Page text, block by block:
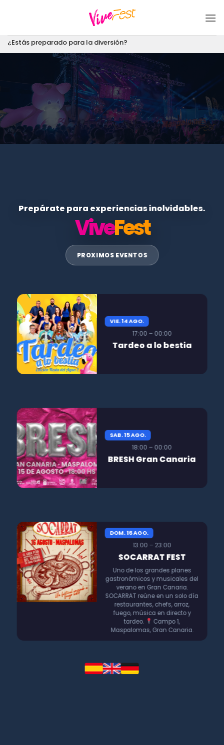
¿Estás preparado para la diversión?
Prepárate para experiencias inolvidables.
ViveFest
PROXIMOS EVENTOS
VIE. 14 AGO.
17:00 – 00:00
Tardeo a lo bestia
SAB. 15 AGO.
18:00 – 00:00
BRESH Gran Canaria
DOM. 16 AGO.
13:00 – 23:00
SOCARRAT FEST
Uno de los grandes planes
gastronómicos y musicales del
verano en Gran Canaria.
SOCARRAT reúne en un solo día
restaurantes, chefs, arroz,
fuego, música en directo y
tardeo.
Campo 1,
Maspalomas, Gran Canaria.